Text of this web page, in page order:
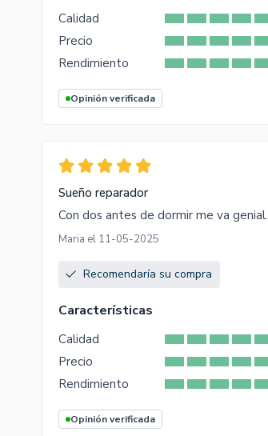
Calidad
Precio
Rendimiento
Opinión verificada
Sueño reparador
Con dos antes de dormir me va genial.
Maria el 11-05-2025
Recomendaría su compra
Características
Calidad
Precio
Rendimiento
Opinión verificada